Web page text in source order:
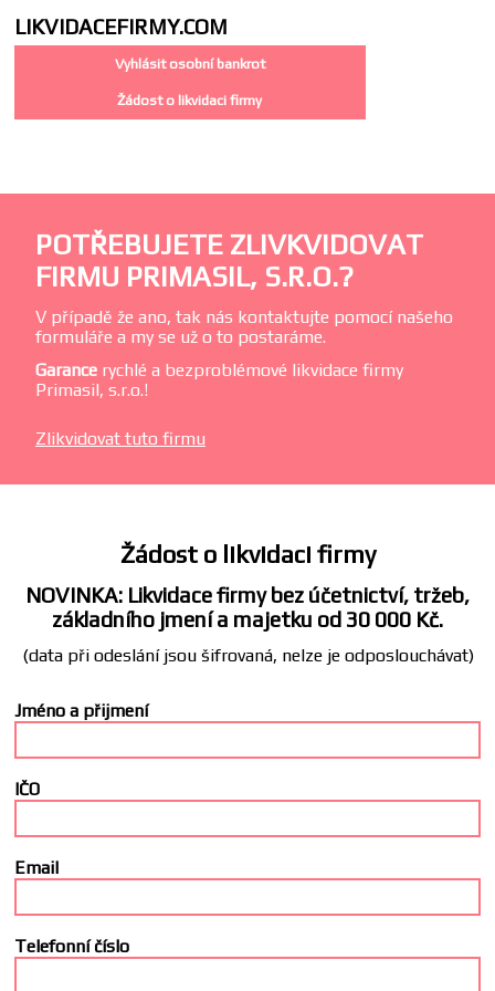
LIKVIDACEFIRMY.COM
Vyhlásit osobní bankrot
Žádost o likvidaci firmy
POTŘEBUJETE ZLIVKVIDOVAT
FIRMU PRIMASIL, S.R.O.?
V případě že ano, tak nás kontaktujte pomocí našeho
formuláře a my se už o to postaráme.
Garance rychlé a bezproblémové likvidace firmy
Primasil, s.r.o.!
Zlikvidovat tuto firmu
Žádost o likvidaci firmy
NOVINKA: Likvidace firmy bez účetnictví, tržeb,
základního jmení a majetku od 30 000 Kč.
(data při odeslání jsou šifrovaná, nelze je odposlouchávat)
Jméno a přijmení
IČO
Email
Telefonní číslo